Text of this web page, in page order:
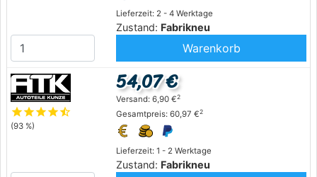
Lieferzeit: 2 - 4 Werktage
Zustand: Fabrikneu
Warenkorb
starstarstarstarstar_half
(93 %)
Lieferzeit: 1 - 2 Werktage
Zustand: Fabrikneu
54,07 €
Versand: 6,90 €2
Gesamtpreis: 60,97 €2